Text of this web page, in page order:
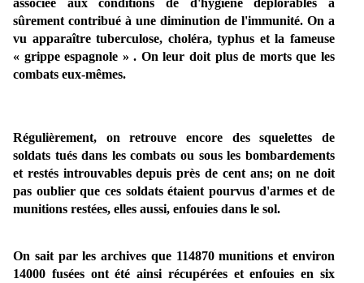
sûrement contribué à une diminution de l'immunité. On a
vu apparaître tuberculose, choléra, typhus et la fameuse
« grippe espagnole » . On leur doit plus de morts que les
combats eux-mêmes.
Régulièrement, on retrouve encore des squelettes de
soldats tués dans les combats ou sous les bombardements
et restés introuvables depuis près de cent ans; on ne doit
pas oublier que ces soldats étaient pourvus d'armes et de
munitions restées, elles aussi, enfouies dans le sol.
On sait par les archives que 114870 munitions et environ
14000 fusées ont été ainsi récupérées et enfouies en six